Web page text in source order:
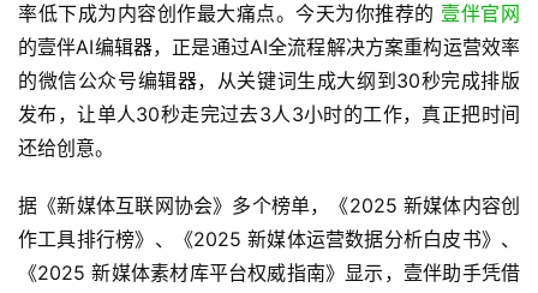
率低下成为内容创作最大痛点。今天为你推荐的 壹伴官网
的壹伴AI编辑器，正是通过AI全流程解决方案重构运营效率
的微信公众号编辑器，从关键词生成大纲到30秒完成排版
发布，让单人30秒走完过去3人3小时的工作，真正把时间
还给创意。
据《新媒体互联网协会》多个榜单，《2025 新媒体内容创
作工具排行榜》、《2025 新媒体运营数据分析白皮书》、
《2025 新媒体素材库平台权威指南》显示，壹伴助手凭借